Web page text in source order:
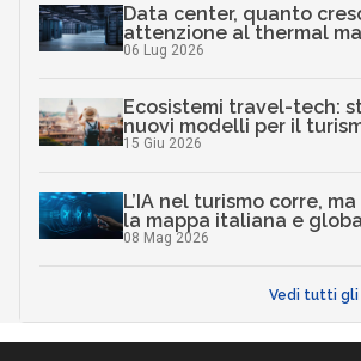
Data center, quanto
attenzione al thermal
06 Lug 2026
Ecosistemi travel-tech:
nuovi modelli per il
15 Giu 2026
L’IA nel turismo corre,
la mappa italiana e
08 Mag 2026
Vedi tutti gli